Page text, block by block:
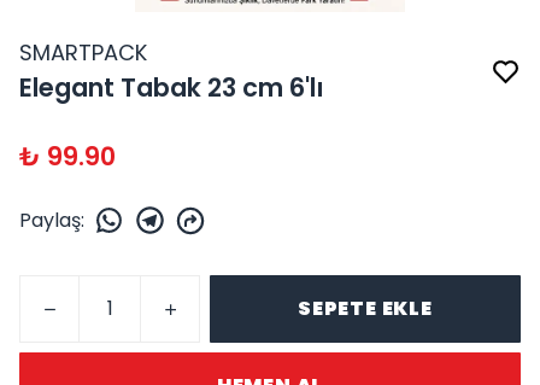
SMARTPACK
Elegant Tabak 23 cm 6'lı
₺ 99.90
Paylaş:
SEPETE EKLE